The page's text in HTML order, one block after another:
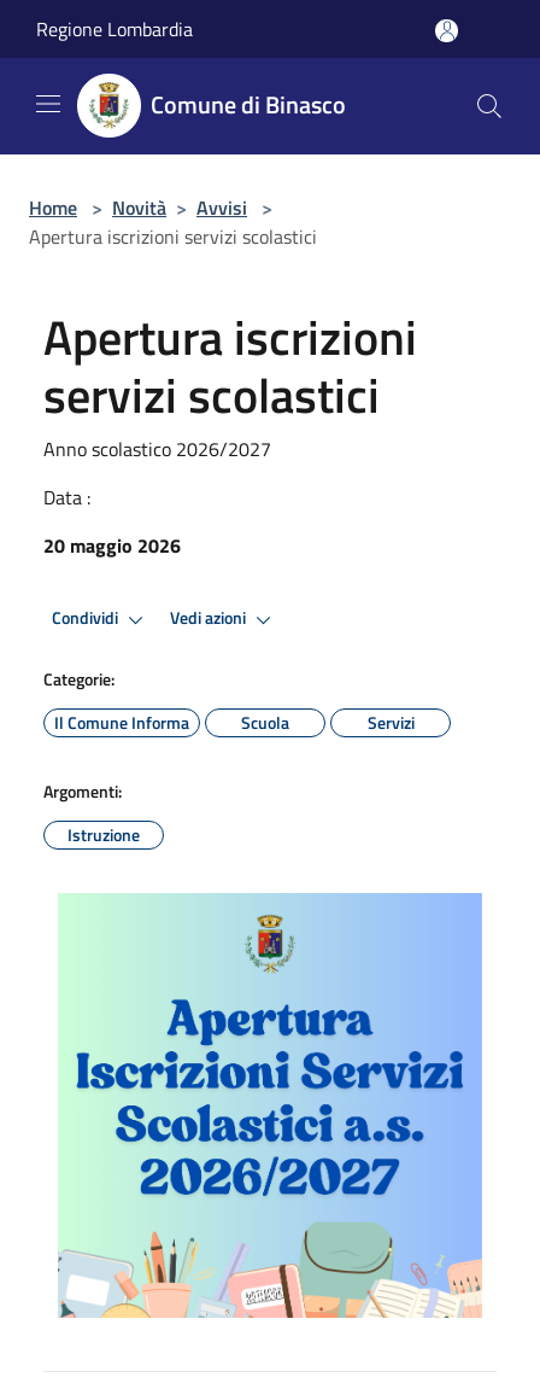
Regione Lombardia
Comune di Binasco
Home > Novità > Avvisi >
Apertura iscrizioni servizi scolastici
Apertura iscrizioni
servizi scolastici
Anno scolastico 2026/2027
Data :
20 maggio 2026
Condividi Vedi azioni
Categorie:
Il Comune Informa
Scuola Servizi
Argomenti:
Istruzione